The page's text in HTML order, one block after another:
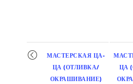
навигация
МАСТЕРСКАЯ ЦА-
ЦА (ОТЛИВКА/
ОКРАШИВАНИЕ)
ЦА